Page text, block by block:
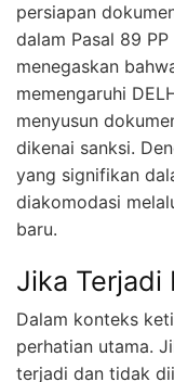
persiapan
dalam Pasal 89
menegaskan
memengaruhi
menyusun
dikenai sanksi.
yang signifikan
diakomodasi
baru.
Jika Terjadi
Dalam konteks
perhatian utama.
terjadi dan tidak